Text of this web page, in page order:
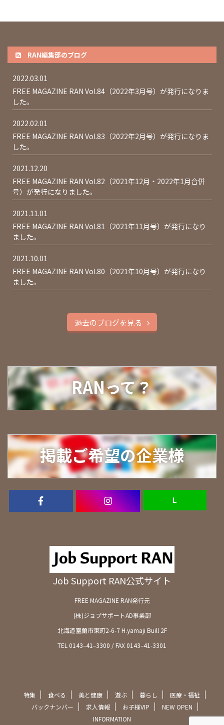
RAN編集部のブログ
2022.03.01
FREE MAGAZINE RAN Vol.84（2022年3月号）が発行になりま
した。
2022.02.01
FREE MAGAZINE RAN Vol.83（2022年2月号）が発行になりま
した。
2021.12.20
FREE MAGAZINE RAN Vol.82（2021年12月・2022年1月合併
号）が発行になりました。
2021.11.01
FREE MAGAZINE RAN Vol.81（2021年11月号）が発行になり
ました。
2021.10.01
FREE MAGAZINE RAN Vol.80（2021年10月号）が発行になり
ました。
過去のブログを見る
RANって？
掲載ご希望の企業様
Ｌ
Job Support RAN公式サイト
FREE MAGAZINE RAN発行元
(株)ジョブサポートAD事業部
北海道室蘭市東町2-6-7 H.yamaji Buill 2F
TEL 0143–41–3300 / FAX 0143–41-3301
特集 食べる 美と健康 遊ぶ 暮らし
医療・福祉
バックナンバー
求人情報 お子様VIP
NEW OPEN
INFORMATION